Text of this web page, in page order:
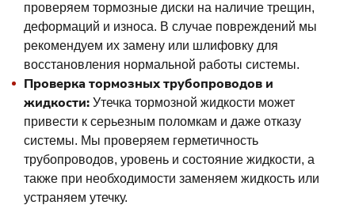
проверяем тормозные диски на наличие трещин,
деформаций и износа. В случае повреждений мы
рекомендуем их замену или шлифовку для
восстановления нормальной работы системы.
Проверка тормозных трубопроводов и
жидкости: Утечка тормозной жидкости может
привести к серьезным поломкам и даже отказу
системы. Мы проверяем герметичность
трубопроводов, уровень и состояние жидкости, а
также при необходимости заменяем жидкость или
устраняем утечку.